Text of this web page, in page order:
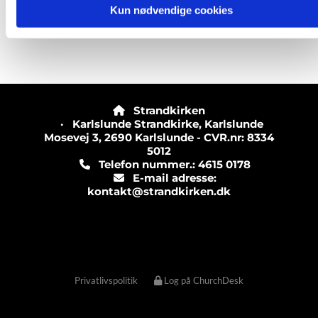
Kun nødvendige cookies

Strandkirken
· Karlslunde Strandkirke, Karlslunde
Mosevej 3, 2690 Karlslunde - CVR.nr: 8334
5012
Telefon nummer.: 4615 0178
E-mail adresse:
kontakt@strandkirken.dk
Privatlivspolitik Log på ChurchDesk